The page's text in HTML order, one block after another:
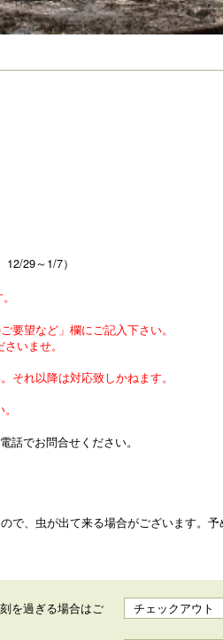
12/29～1/7）
要望など」欄にご記入下さい。
いませ。
それ以降は対応致しかねます。
話でお問合せください。
、虫が出て来る場合がございます。予
を過ぎる場合はご
チェックアウト